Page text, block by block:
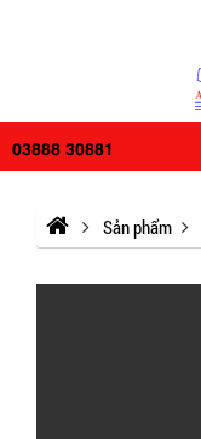
03888 30881
Sản phẩm